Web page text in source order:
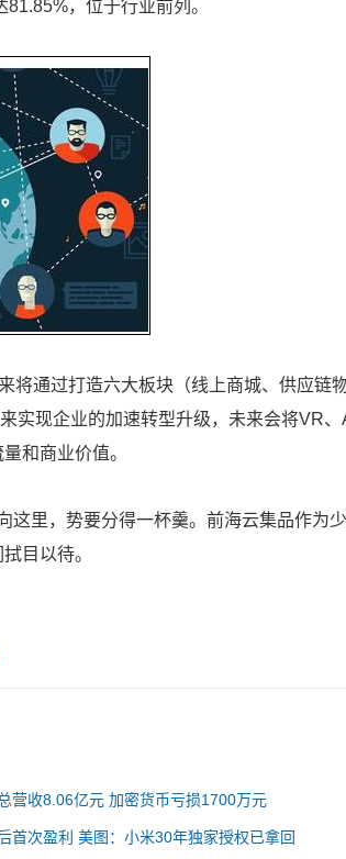
，位于行业前列。
将通过打造六大板块（线上商城、供应链
实现企业的加速转型升级，未来会将VR、
和商业价值。
这里，势要分得一杯羹。前海云集品作为
目以待。
营收8.06亿元 加密货币亏损1700万元
首次盈利 美图：小米30年独家授权已拿回